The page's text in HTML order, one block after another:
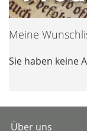
Meine
Sie haben keine
Über uns